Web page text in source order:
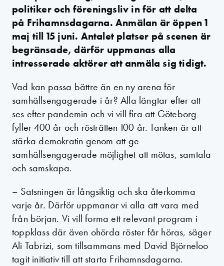
politiker och föreningsliv in för att delta
på Frihamnsdagarna. Anmälan är öppen 1
maj till 15 juni. Antalet platser på scenen är
begränsade, därför uppmanas alla
intresserade aktörer att anmäla sig tidigt.
Vad kan passa bättre än en ny arena för
samhällsengagerade i år? Alla längtar efter att
ses efter pandemin och vi vill fira att Göteborg
fyller 400 år och rösträtten 100 år. Tanken är att
stärka demokratin genom att ge
samhällsengagerade möjlighet att mötas, samtala
och samskapa.
– Satsningen är långsiktig och ska återkomma
varje år. Därför uppmanar vi alla att vara med
från början. Vi vill forma ett relevant program i
toppklass där även ohörda röster får höras, säger
Ali Tabrizi, som tillsammans med David Björneloo
tagit initiativ till att starta Frihamnsdagarna.